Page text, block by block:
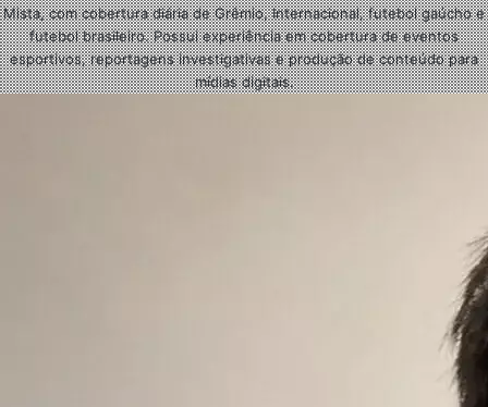
Mista, com cobertura diária de Grêmio, Internacional, futebol gaúcho e
futebol brasileiro. Possui experiência em cobertura de eventos
esportivos, reportagens investigativas e produção de conteúdo para
mídias digitais.